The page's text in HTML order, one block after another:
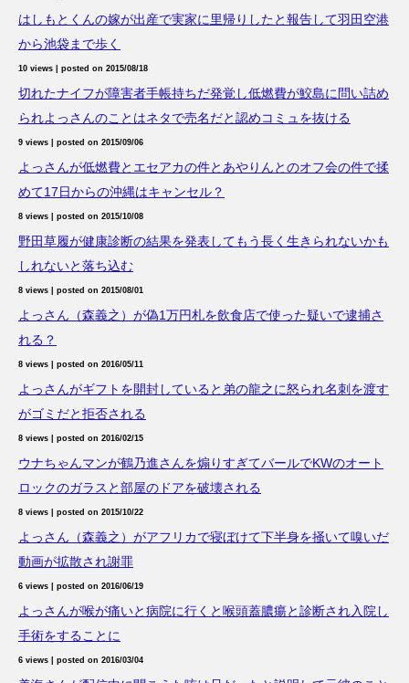
はしもとくんの嫁が出産で実家に里帰りしたと報告して羽田空港
から池袋まで歩く
10 views posted on 2015/08/18
切れたナイフが障害者手帳持ちだ発覚し低燃費が鮫島に問い詰め
られよっさんのことはネタで売名だと認めコミュを抜ける
9 views posted on 2015/09/06
よっさんが低燃費とエセアカの件とあやりんとのオフ会の件で揉
めて17日からの沖縄はキャンセル？
8 views posted on 2015/10/08
野田草履が健康診断の結果を発表してもう長く生きられないかも
しれないと落ち込む
8 views posted on 2015/08/01
よっさん（森義之）が偽1万円札を飲食店で使った疑いで逮捕さ
れる？
8 views posted on 2016/05/11
よっさんがギフトを開封していると弟の龍之に怒られ名刺を渡す
がゴミだと拒否される
8 views posted on 2016/02/15
ウナちゃんマンが鶴乃進さんを煽りすぎてバールでKWのオート
ロックのガラスと部屋のドアを破壊される
8 views posted on 2015/10/22
よっさん（森義之）がアフリカで寝ぼけて下半身を掻いて嗅いだ
動画が拡散され謝罪
6 views posted on 2016/06/19
よっさんが喉が痛いと病院に行くと喉頭蓋膿瘍と診断され入院し
手術をすることに
6 views posted on 2016/03/04